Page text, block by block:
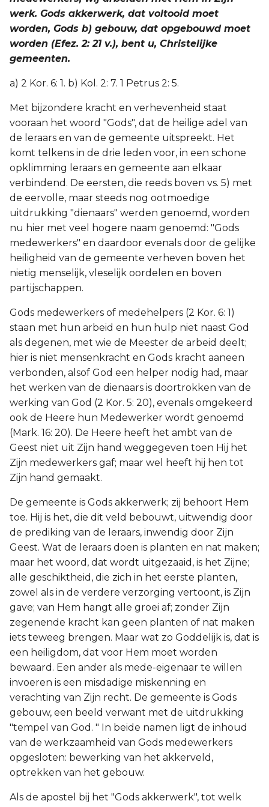
werk. Gods akkerwerk, dat voltooid moet
worden, Gods b) gebouw, dat opgebouwd moet
worden (Efez. 2: 21 v.), bent u, Christelijke
gemeenten.
a) 2 Kor. 6: 1. b) Kol. 2: 7. 1 Petrus 2: 5.
Met bijzondere kracht en verhevenheid staat
vooraan het woord "Gods", dat de heilige adel van
de leraars en van de gemeente uitspreekt. Het
komt telkens in de drie leden voor, in een schone
opklimming leraars en gemeente aan elkaar
verbindend. De eersten, die reeds boven vs. 5) met
de eervolle, maar steeds nog ootmoedige
uitdrukking "dienaars" werden genoemd, worden
nu hier met veel hogere naam genoemd: "Gods
medewerkers" en daardoor evenals door de gelijke
heiligheid van de gemeente verheven boven het
nietig menselijk, vleselijk oordelen en boven
partijschappen.
Gods medewerkers of medehelpers (2 Kor. 6: 1)
staan met hun arbeid en hun hulp niet naast God
als degenen, met wie de Meester de arbeid deelt;
hier is niet mensenkracht en Gods kracht aaneen
verbonden, alsof God een helper nodig had, maar
het werken van de dienaars is doortrokken van de
werking van God (2 Kor. 5: 20), evenals omgekeerd
ook de Heere hun Medewerker wordt genoemd
(Mark. 16: 20). De Heere heeft het ambt van de
Geest niet uit Zijn hand weggegeven toen Hij het
Zijn medewerkers gaf; maar wel heeft hij hen tot
Zijn hand gemaakt.
De gemeente is Gods akkerwerk; zij behoort Hem
toe. Hij is het, die dit veld bebouwt, uitwendig door
de prediking van de leraars, inwendig door Zijn
Geest. Wat de leraars doen is planten en nat maken;
maar het woord, dat wordt uitgezaaid, is het Zijne;
alle geschiktheid, die zich in het eerste planten,
zowel als in de verdere verzorging vertoont, is Zijn
gave; van Hem hangt alle groei af; zonder Zijn
zegenende kracht kan geen planten of nat maken
iets teweeg brengen. Maar wat zo Goddelijk is, dat is
een heiligdom, dat voor Hem moet worden
bewaard. Een ander als mede-eigenaar te willen
invoeren is een misdadige miskenning en
verachting van Zijn recht. De gemeente is Gods
gebouw, een beeld verwant met de uitdrukking
"tempel van God. " In beide namen ligt de inhoud
van de werkzaamheid van Gods medewerkers
opgesloten: bewerking van het akkerveld,
optrekken van het gebouw.
Als de apostel bij het "Gods akkerwerk", tot welk